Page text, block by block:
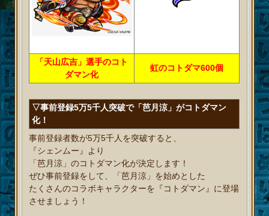
「天山広吉」選手のコト
ダマン化
虹のコトダマ600個
▽事前登録5万5千人突破で「芭月涼」がコトダマン
化！
事前登録者数が5万5千人を突破すると、
『シェンムー』より
「芭月涼」のコトダマン化が決定します！
ぜひ事前登録をして、「芭月涼」を始めとした
たくさんのコラボキャラクターを『コトダマン』に登場
させましょう！